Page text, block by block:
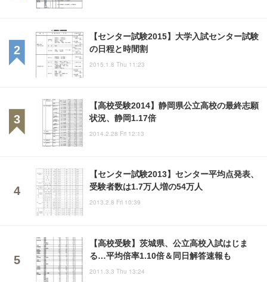
【センター試験2015】大学入試センター試験
の日程と時間割
2015.1.8 Thu 11:23
【高校受験2014】静岡県公立高校の最終志願
状況、静岡1.17倍
2014.2.28 Fri 12:13
【センター試験2013】センター平均点発表、
受験者数は1.7万人増の54万人
2013.2.8 Fri 10:39
【高校受験】茨城県、公立高校入試はじま
る…平均倍率1.10倍＆同日解答速報も
2011.3.3 Thu 13:24